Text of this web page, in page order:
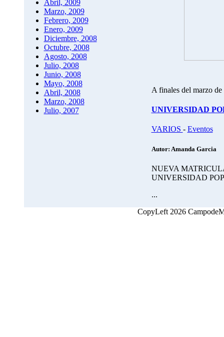
Abril, 2009
Marzo, 2009
Febrero, 2009
Enero, 2009
Diciembre, 2008
Octubre, 2008
Agosto, 2008
Julio, 2008
Junio, 2008
Mayo, 2008
Abril, 2008
Marzo, 2008
Julio, 2007
A finales del marzo
UNIVERSIDAD
VARIOS - Eventos
Autor: Amanda Garcia
NUEVA
UNIVERSIDAD
...
CopyLeft 2026